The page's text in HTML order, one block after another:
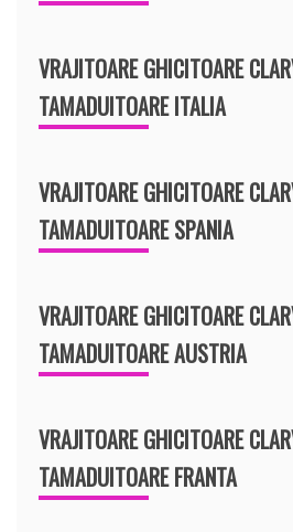
VRAJITOARE GHICITOARE
TAMADUITOARE ITALIA
VRAJITOARE GHICITOARE
TAMADUITOARE SPANIA
VRAJITOARE GHICITOARE
TAMADUITOARE AUSTRIA
VRAJITOARE GHICITOARE
TAMADUITOARE FRANTA